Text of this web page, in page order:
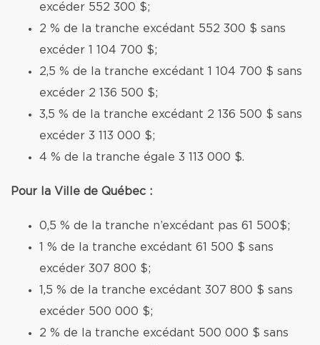
excéder 552 300 $;
2 % de la tranche excédant 552 300 $ sans
excéder 1 104 700 $;
2,5 % de la tranche excédant 1 104 700 $ sans
excéder 2 136 500 $;
3,5 % de la tranche excédant 2 136 500 $ sans
excéder 3 113 000 $;
4 % de la tranche égale 3 113 000 $.
Pour la Ville de Québec :
0,5 % de la tranche n’excédant pas 61 500$;
1 % de la tranche excédant 61 500 $ sans
excéder 307 800 $;
1,5 % de la tranche excédant 307 800 $ sans
excéder 500 000 $;
2 % de la tranche excédant 500 000 $ sans